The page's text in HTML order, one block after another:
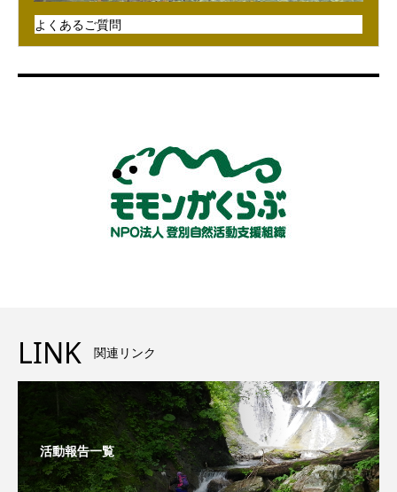
よくあるご質問
LINK 関連リンク
活動報告一覧